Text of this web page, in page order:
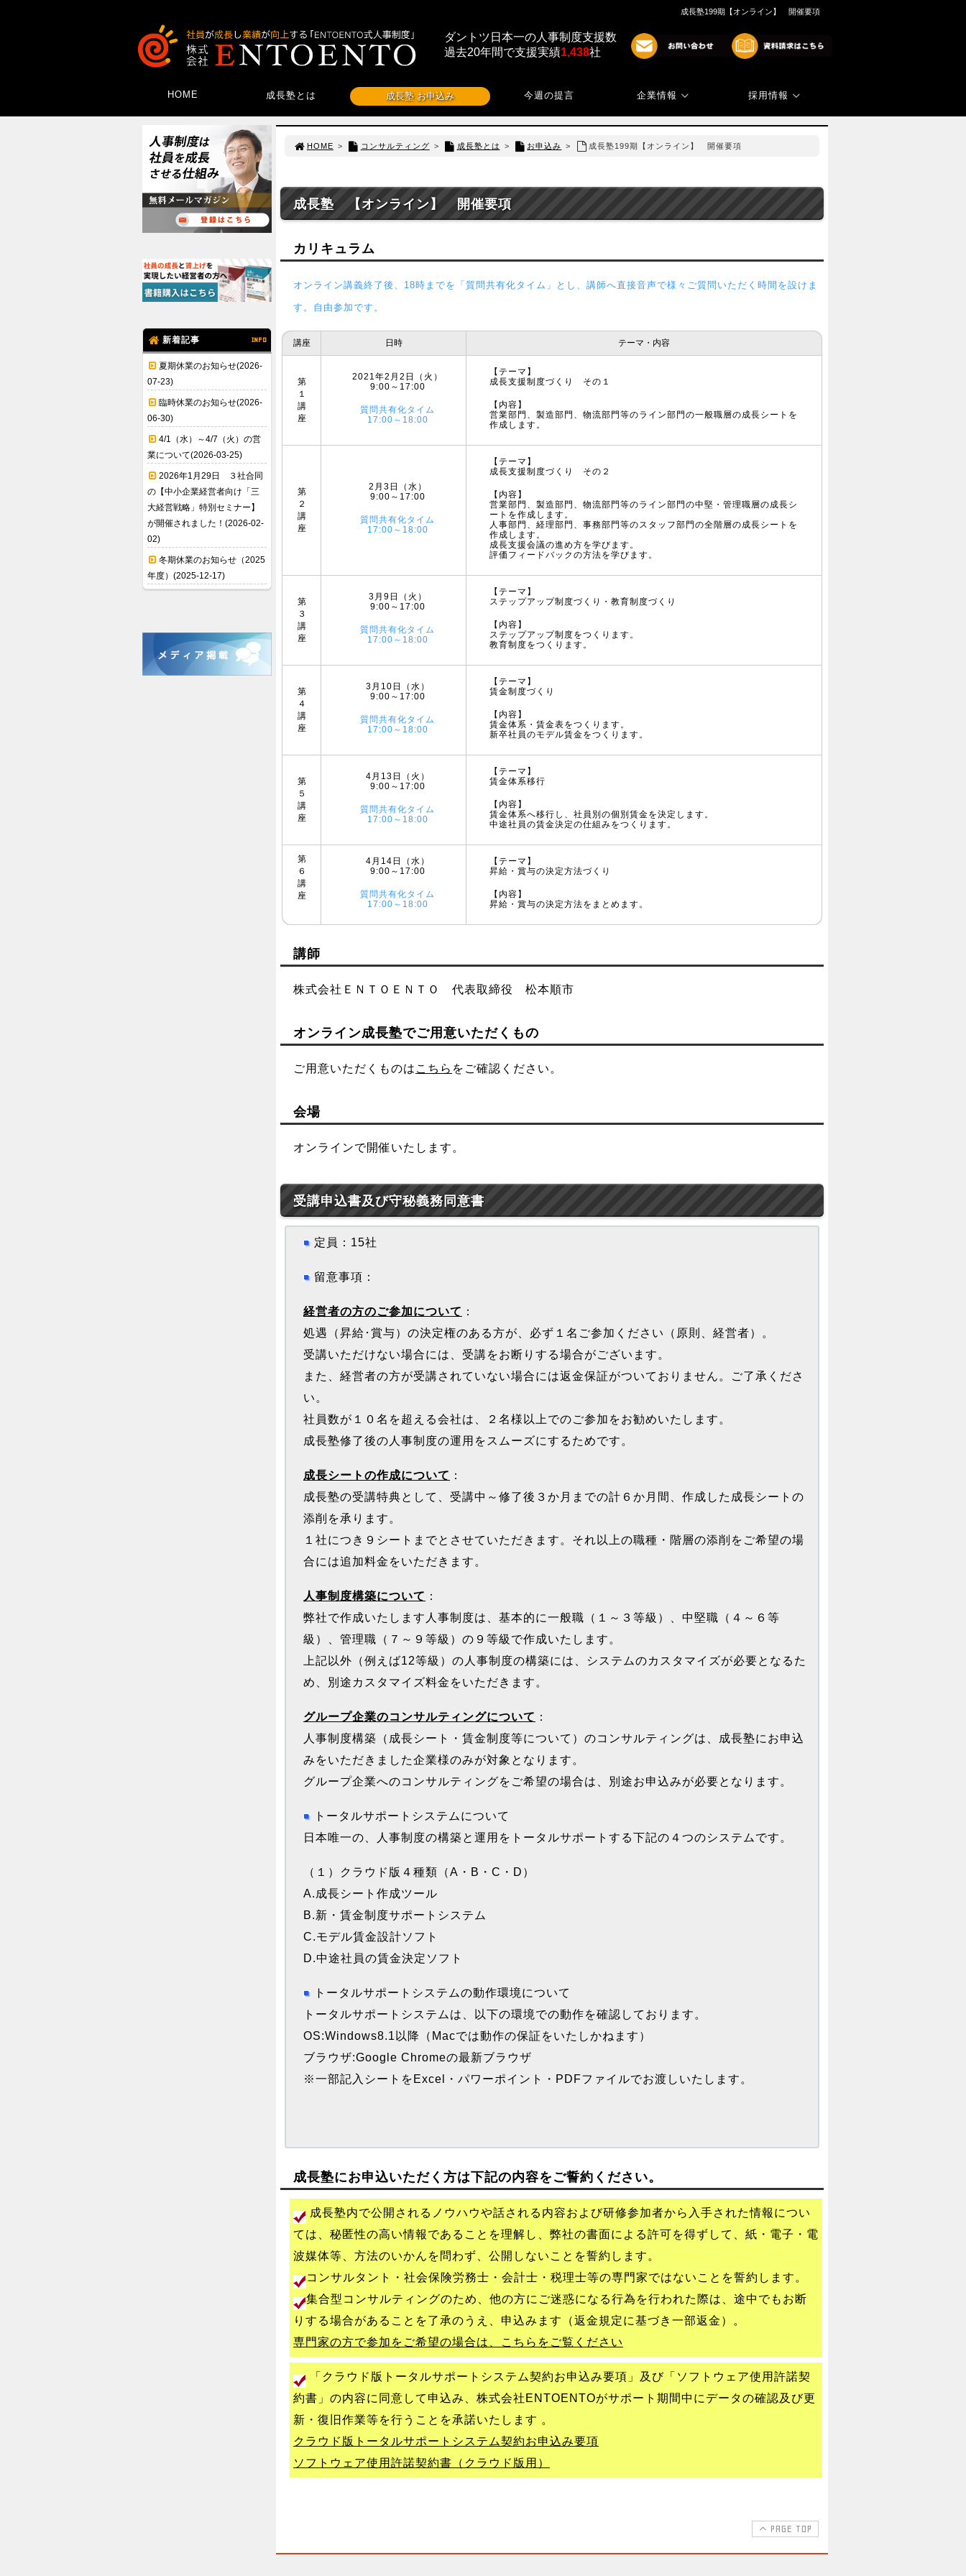
成長塾199期【オンライン】 開催要項
ダントツ日本一の人事制度支援数
過去20年間で支援実績1,438社
HOME 成長塾とは 成長塾 お申込み 今週の提言 企業情報 採用情報
HOME > コンサルティング > 成長塾とは > お申込み > 成長塾199期【オンライン】 開催要項
成長塾 【オンライン】 開催要項
カリキュラム
オンライン講義終了後、18時までを「質問共有化タイム」とし、講師へ直接音声で様々ご質問いただく時間を設けま
す。自由参加です。
講座 日時 テーマ・内容
第
１
講
座
2021年2月2日（火）
9:00～17:00
質問共有化タイム
17:00～18:00
【テーマ】
成長支援制度づくり その１
【内容】
営業部門、製造部門、物流部門等のライン部門の一般職層の成長シートを
作成します。
第
２
講
座
2月3日（水）
9:00～17:00
質問共有化タイム
17:00～18:00
【テーマ】
成長支援制度づくり その２
【内容】
営業部門、製造部門、物流部門等のライン部門の中堅・管理職層の成長シ
ートを作成します。
人事部門、経理部門、事務部門等のスタッフ部門の全階層の成長シートを
作成します。
成長支援会議の進め方を学びます。
評価フィードバックの方法を学びます。
第
３
講
座
3月9日（火）
9:00～17:00
質問共有化タイム
17:00～18:00
【テーマ】
ステップアップ制度づくり・教育制度づくり
【内容】
ステップアップ制度をつくります。
教育制度をつくります。
第
４
講
座
3月10日（水）
9:00～17:00
質問共有化タイム
17:00～18:00
【テーマ】
賃金制度づくり
【内容】
賃金体系・賃金表をつくります。
新卒社員のモデル賃金をつくります。
第
５
講
座
4月13日（火）
9:00～17:00
質問共有化タイム
17:00～18:00
【テーマ】
賃金体系移行
【内容】
賃金体系へ移行し、社員別の個別賃金を決定します。
中途社員の賃金決定の仕組みをつくります。
第
６
講
座
4月14日（水）
9:00～17:00
質問共有化タイム
17:00～18:00
【テーマ】
昇給・賞与の決定方法づくり
【内容】
昇給・賞与の決定方法をまとめます。
講師
株式会社ＥＮＴＯＥＮＴＯ 代表取締役 松本順市
オンライン成長塾でご用意いただくもの
ご用意いただくものは こちら をご確認ください。
会場
オンラインで開催いたします。
受講申込書及び守秘義務同意書
定員：15社
留意事項：
経営者の方のご参加について ：
処遇（昇給･賞与）の決定権のある方が、必ず１名ご参加ください（原則、経営者）。
受講いただけない場合には、受講をお断りする場合がございます。
また、経営者の方が受講されていない場合には返金保証がついておりません。ご了承くださ
い。
社員数が１０名を超える会社は、２名様以上でのご参加をお勧めいたします。
成長塾修了後の人事制度の運用をスムーズにするためです。
成長シートの作成について ：
成長塾の受講特典として、受講中～修了後３か月までの計６か月間、作成した成長シートの
添削を承ります。
１社につき９シートまでとさせていただきます。それ以上の職種・階層の添削をご希望の場
合には追加料金をいただきます。
人事制度構築について ：
弊社で作成いたします人事制度は、基本的に一般職（１～３等級）、中堅職（４～６等
級）、管理職（７～９等級）の９等級で作成いたします。
上記以外（例えば12等級）の人事制度の構築には、システムのカスタマイズが必要となるた
め、別途カスタマイズ料金をいただきます。
グループ企業のコンサルティングについて ：
人事制度構築（成長シート・賃金制度等について）のコンサルティングは、成長塾にお申込
みをいただきました企業様のみが対象となります。
グループ企業へのコンサルティングをご希望の場合は、別途お申込みが必要となります。
トータルサポートシステムについて
日本唯一の、人事制度の構築と運用をトータルサポートする下記の４つのシステムです。
（１）クラウド版４種類（A・B・C・D）
A.成長シート作成ツール
B.新・賃金制度サポートシステム
C.モデル賃金設計ソフト
D.中途社員の賃金決定ソフト
トータルサポートシステムの動作環境について
トータルサポートシステムは、以下の環境での動作を確認しております。
OS:Windows8.1以降（Macでは動作の保証をいたしかねます）
ブラウザ:Google Chromeの最新ブラウザ
※一部記入シートをExcel・パワーポイント・PDFファイルでお渡しいたします。
成長塾にお申込いただく方は下記の内容をご誓約ください。
成長塾内で公開されるノウハウや話される内容および研修参加者から入手された情報につい
ては、秘匿性の高い情報であることを理解し、弊社の書面による許可を得ずして、紙・電子・電
波媒体等、方法のいかんを問わず、公開しないことを誓約します。
コンサルタント・社会保険労務士・会計士・税理士等の専門家ではないことを誓約します。
集合型コンサルティングのため、他の方にご迷惑になる行為を行われた際は、途中でもお断
りする場合があることを了承のうえ、申込みます（返金規定に基づき一部返金）。
専門家の方で参加をご希望の場合は、こちらをご覧ください
「クラウド版トータルサポートシステム契約お申込み要項」及び「ソフトウェア使用許諾契
約書」の内容に同意して申込み、株式会社ENTOENTOがサポート期間中にデータの確認及び更
新・復旧作業等を行うことを承諾いたします 。
クラウド版トータルサポートシステム契約お申込み要項
ソフトウェア使用許諾契約書（クラウド版用）
PAGE TOP
新着記事 INFO
夏期休業のお知らせ(2026-
07-23)
臨時休業のお知らせ(2026-
06-30)
4/1（水）～4/7（火）の営
業について(2026-03-25)
2026年1月29日 ３社合同
の【中小企業経営者向け「三
大経営戦略」特別セミナー】
が開催されました！(2026-02-
02)
冬期休業のお知らせ（2025
年度）(2025-12-17)